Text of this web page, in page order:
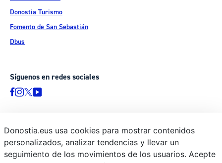
Donostia Turismo
Fomento de San Sebastián
Dbus
Síguenos en redes sociales
© Donostiako Udala - Ayuntamiento de Donostia / San Sebastián
Ijentea 1, 20003 Donostia / San Sebastián
Donostia.eus usa cookies para mostrar contenidos
personalizados, analizar tendencias y llevar un
seguimiento de los movimientos de los usuarios. Acepte